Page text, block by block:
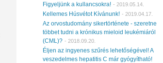
Figyeljünk a kullancsokra! - 2019.05.14.
Kellemes Húsvétot Kívánunk! - 2019.04.17.
Az orvostudomány sikertörténete - szeretne
többet tudni a krónikus mieloid leukémiáról
(CML)? - 2018.09.20.
Éljen az ingyenes szűrés lehetőségével! A
veszedelmes hepatitis C már gyógyítható!